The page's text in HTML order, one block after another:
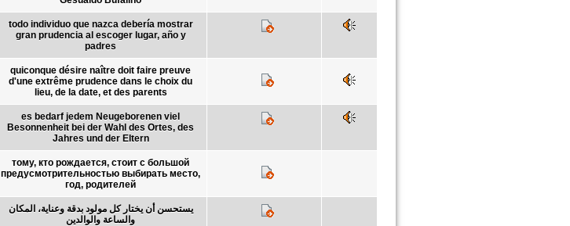
todo individuo que nazca debería mostrar
gran prudencia al escoger lugar, año y
padres
quiconque désire naître doit faire preuve
d'une extrême prudence dans le choix du
lieu, de la date, et des parents
es bedarf jedem Neugeborenen viel
Besonnenheit bei der Wahl des Ortes, des
Jahres und der Eltern
тому, кто рождается, стоит с большой
предусмотрительностью выбирать место,
год, родителей
يستحسن أن يختار كل مولود بدقة وعناية، المكان
والساعة والوالدين